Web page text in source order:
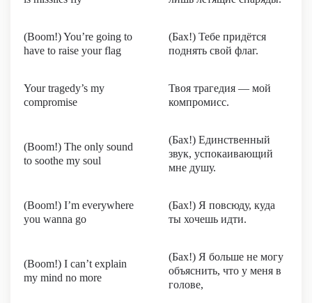
(Boom!) You’re going to
have to raise your flag
(Бах!) Тебе придётся
поднять свой флаг.
Your tragedy’s my
compromise
Твоя трагедия — мой
компромисс.
(Boom!) The only sound
to soothe my soul
(Бах!) Единственный
звук, успокаивающий
мне душу.
(Boom!) I’m everywhere
you wanna go
(Бах!) Я повсюду, куда
ты хочешь идти.
(Boom!) I can’t explain
my mind no more
(Бах!) Я больше не могу
объяснить, что у меня в
голове,